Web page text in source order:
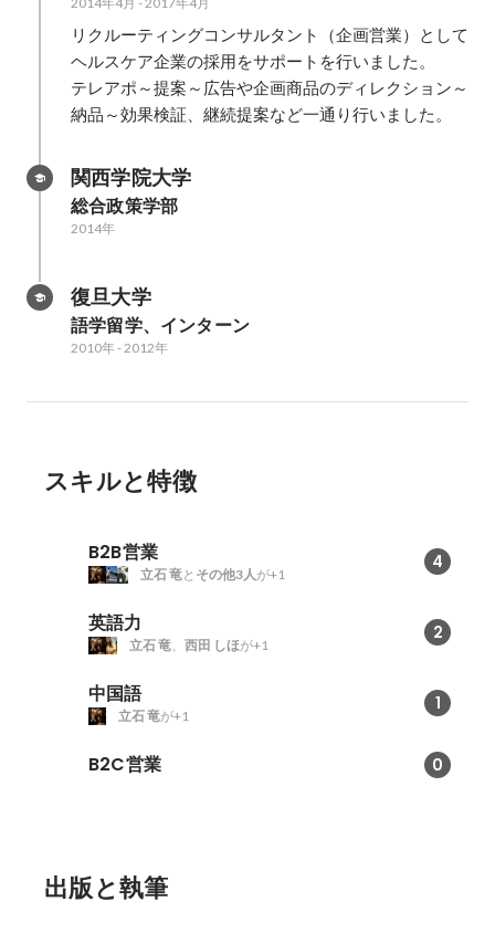
リクルーティングコンサルタント（企画営業）として
ヘルスケア企業の採用をサポートを行いました。
テレアポ～提案～広告や企画商品のディレクション～
納品～効果検証、継続提案など一通り行いました。
関西学院大学
総合政策学部
2014年
復旦大学
語学留学、インターン
2010年- 2012年
スキルと特徴
B2B営業 4
立石 竜と その他3人 が+1
英語力 2
立石 竜 西田 しほが+1
中国語 1
立石 竜が+1
B2C営業 0
出版と執筆